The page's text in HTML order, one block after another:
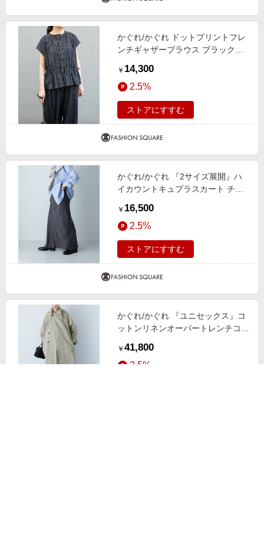
かぐれ/かぐれ ドットプリントフレ
ンチギャザーブラウス ブラック
￥ 14,300
2.5%
ストアにすすむ
かぐれ/かぐれ 『2サイズ展開』ハ
イカウントキュプラスカート チャ
￥ 16,500
2.5%
ストアにすすむ
かぐれ/かぐれ 『ユニセックス』コ
ットンリネンオーバートレンチコー
￥ 41,800
2.5%